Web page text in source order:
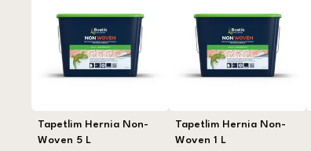
Tapetlim Hernia Non-
Woven 5 L
Tapetlim Hernia Non-
Woven 1 L